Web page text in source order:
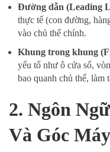
Đường dẫn (Leading
thực tế (con đường,
vào chủ thể chính.
Khung trong khung
yếu tố như ô cửa sổ,
bao quanh chủ thể, làm
2. Ngôn
Và Góc Máy